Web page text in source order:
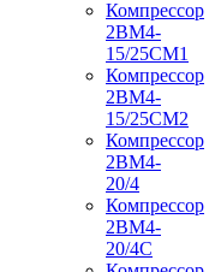
Компрессор
2ВМ4-
15/25СМ1
Компрессор
2ВМ4-
15/25СМ2
Компрессор
2ВМ4-
20/4
Компрессор
2ВМ4-
20/4С